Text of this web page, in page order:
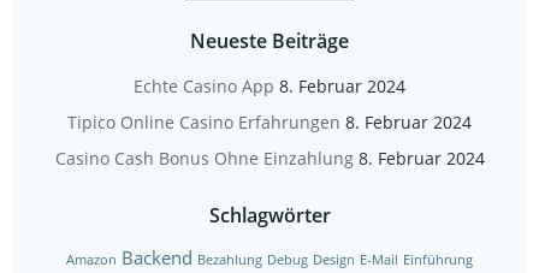
Neueste Beiträge
Echte Casino App 8. Februar 2024
Tipico Online Casino Erfahrungen 8. Februar 2024
Casino Cash Bonus Ohne Einzahlung 8. Februar 2024
Schlagwörter
Amazon Backend Bezahlung Debug Design E-Mail Einführung